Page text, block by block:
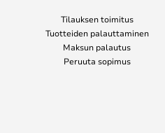
Tilauksen toimitus
Tuotteiden palauttaminen
Maksun palautus
Peruuta sopimus